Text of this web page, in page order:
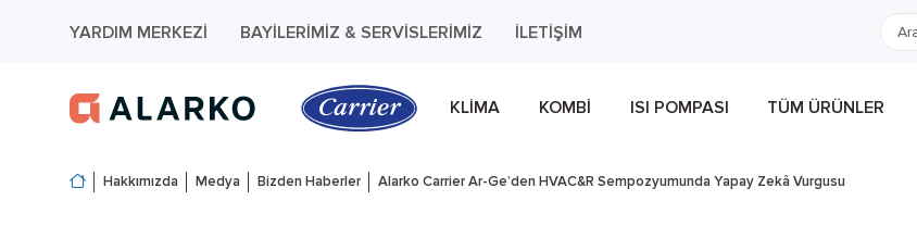
YARDIM MERKEZI BAYILERIMIZ & SERVISLERIMIZ İLETIŞIM
KLIMA KOMBI ISI POMPASI TÜM ÜRÜNLER
Hakkımızda Medya Bizden Haberler Alarko Carrier Ar-Ge’den HVAC&R Sempozyumunda Yapay Zekâ Vurgusu